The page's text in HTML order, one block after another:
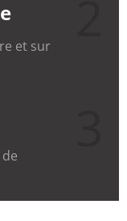
et sur